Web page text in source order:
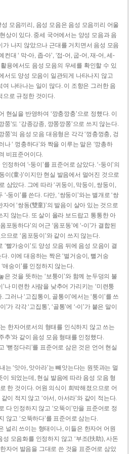
모음끼리, 음성 모음은 음성 모음끼리 어울
상이 있다. 중세 국어에서는 양성 모음과 음
가 나지 않았으나 근대를 거치면서 음성 모음
대 ‘ 막-아, 좁-아’, ‘접-어, 굽-어, 재-어, 세-
용에서도 음성 모음의 우세를 확인할 수 있
서도 양성 모음이 일관되게 나타나지 않고
여 나타나는 일이 많다. 이 조항은 그러한 음
으로 규정한 것이다.
현실을 반영하여 ‘깡충깡충’으로 정했다. 이
쭝’도 ‘강종강종, 깡쫑깡쫑’으로 쓰지 않는다.
쭝’의 음성 모음 대응형은 각각 ‘껑충껑충, 겅
나 ‘ 껑충하다’와 짝을 이루는 말은 ‘깡총하
비표준어이다.
정하여 ‘-둥이’를 표준어로 삼았다. ‘-둥이’의
이(童-)’이지만 현실 발음에서 멀어진 것으로
삼았다. 그에 따라 ‘귀둥이, 막둥이, 쌍둥이,
둥이’를 쓴다. 다만, ‘쌍둥이’와는 별개로 ‘쌍
자어 ‘쌍동(雙童)’의 발음이 살아 있는 것으로
지 않는다. 또 살이 올라 보드랍고 통통한 아
포동하다’의 어근 ‘옴포동’에 ‘-이’가 결합된
므로 ‘옴포둥이’와 같이 쓰지 않는다.
‘빨가숭이’도 양성 모음 뒤에 음성 모음이 결
. 이에 대응하는 짝은 ‘벌거숭이, 뻘거숭
‘애숭이’를 인정하지 않는다.
것을 뜻하는 ‘보퉁이’와 함께 눈두덩의 불
’나 미련한 사람을 낮추어 가리키는 ‘미련퉁
그러나 ‘고집통이, 골통이’에서는 ‘통이’를 쓰
가 각각 ‘고집통’, ‘골통’에 ‘-이’가 붙은 말이
한자어로서의 형태를 인식하지 않고 쓰는
추’와 같이 음성 모음 형태를 인정했다.
‘뻗정다리’를 표준어로 삼은 것은 언어 현실
‘앗아, 앗아라’는 빼앗는다는 원뜻과는 멀
이 되었는데, 현실 발음에 따라 음성 모음 형
한 것이다. 어원 의식이 희박해졌으므로 어
이 적지 않고 ‘아서, 아서라’와 같이 적는다.
다 인정하지 않고 ‘오뚝이’만을 표준어로 정
않고 ‘오뚝하다’를 표준어로 삼는다.
널리 쓰이는 형태이나, 이들은 한자어 어원
모음화를 인정하지 않고 ‘부조(扶助), 사돈
자어 발음을 그대로 쓴 것을 표준어로 삼았